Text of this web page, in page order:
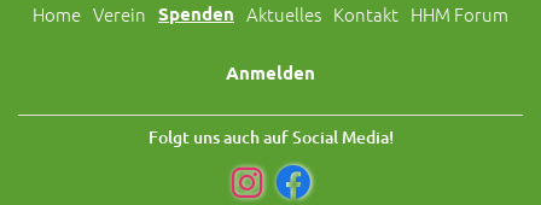
Home Verein Spenden Aktuelles Kontakt HHM Forum
Anmelden
Folgt uns auch auf Social Media!